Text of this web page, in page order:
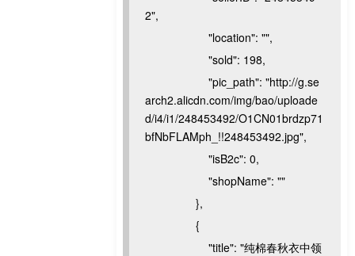
2",
"location": "",
"sold": 198,
"pic_path": "http://g.se
arch2.alicdn.com/img/bao/uploade
d/i4/i1/248453492/O1CN01brdzp71
bfNbFLAMph_!!248453492.jpg",
"isB2c": 0,
"shopName": ""
},
{
"title": "纯棉春秋衣中领